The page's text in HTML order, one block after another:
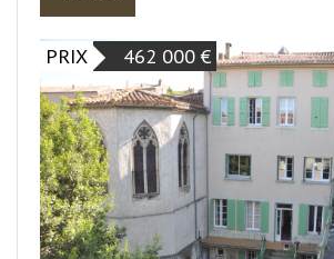
PRIX 462 000 €